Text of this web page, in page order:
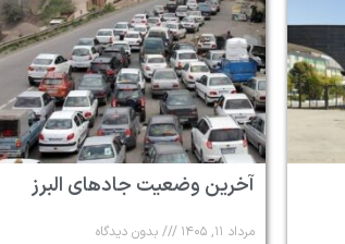
آخرین وضعیت جادهای البرز
مرداد ۱۱, ۱۴۰۵ بدون دیدگاه